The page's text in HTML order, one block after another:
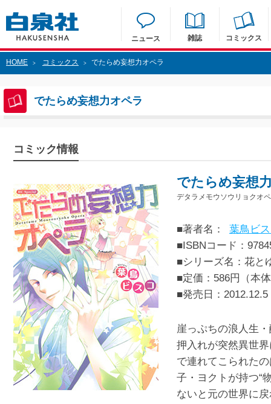
ニュース 雑誌 コミックス
HOME > コミックス > でたらめ妄想力オペラ
でたらめ妄想力オペラ
コミック情報
でたらめ妄想
デタラメモウソウリョクオ
■著者名：
葉鳥ビ
■ISBNコード：
■シリーズ名：花と
■定価：586円（本
■発売日： 2012.12.5
崖っぷちの浪人生
押入れが突然異世
で連れてこられた
子・ヨクトが持つ“
ないと元の世界に